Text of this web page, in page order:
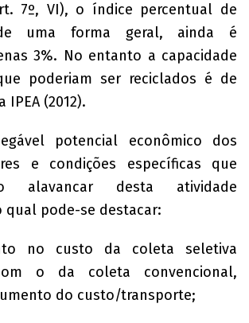
7º, VI), o índice percentual de
de uma forma geral, ainda é
3%. No entanto a capacidade
poderiam ser reciclados é de
IPEA (2012).
potencial econômico dos
e condições específicas que
alavancar desta atividade
qual pode-se destacar:
no custo da coleta seletiva
o da coleta convencional,
do custo/transporte;